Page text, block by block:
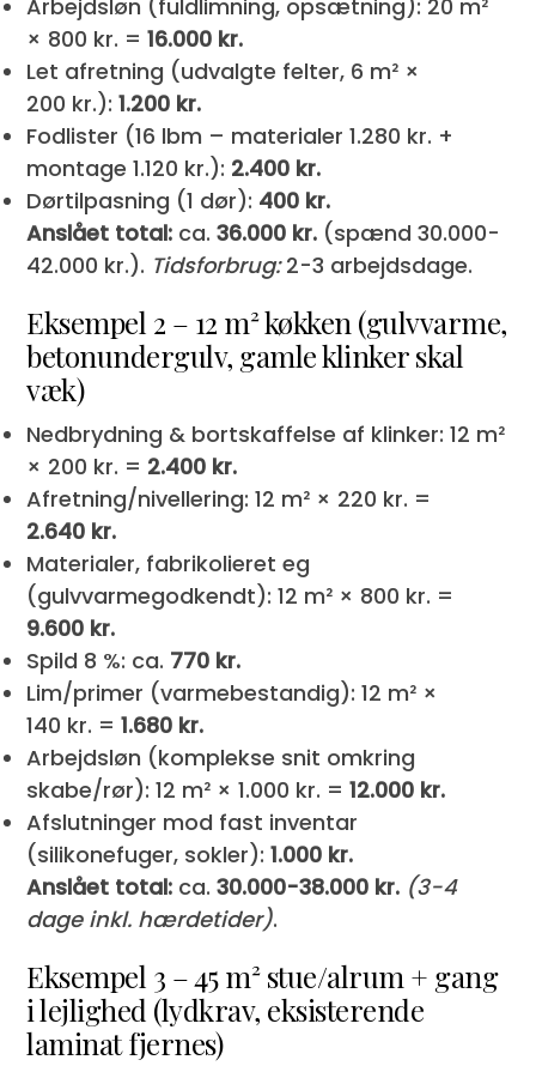
Arbejdsløn (fuldlimning, opsætning): 20 m²
× 800 kr. =16.000 kr.
Let afretning (udvalgte felter, 6 m² ×
200 kr.):1.200 kr.
Fodlister (16 lbm – materialer 1.280 kr. +
montage 1.120 kr.): 2.400 kr.
Dørtilpasning (1 dør): 400 kr.
Anslået total: ca.36.000 kr. (spænd 30.000-
42.000 kr.). Tidsforbrug:2-3 arbejdsdage.
Eksempel 2 – 12 m² køkken (gulvvarme,
betonundergulv, gamle klinker skal
væk)
Nedbrydning & bortskaffelse af klinker: 12 m²
× 200 kr. = 2.400 kr.
Afretning/nivellering: 12 m² × 220 kr. =
2.640 kr.
Materialer, fabrikolieret eg
(gulvvarmegodkendt): 12 m² × 800 kr. =
9.600 kr.
Spild 8 %: ca. 770 kr.
Lim/primer (varmebestandig): 12 m² ×
140 kr. =1.680 kr.
Arbejdsløn (komplekse snit omkring
skabe/rør): 12 m² × 1.000 kr. =12.000 kr.
Afslutninger mod fast inventar
(silikonefuger, sokler):1.000 kr.
Anslået total: ca.30.000-38.000 kr. (3-4
dage inkl. hærdetider).
Eksempel 3 – 45 m² stue/alrum + gang
i lejlighed (lydkrav, eksisterende
laminat fjernes)